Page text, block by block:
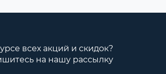
всех акций и скидок?
на нашу рассылку